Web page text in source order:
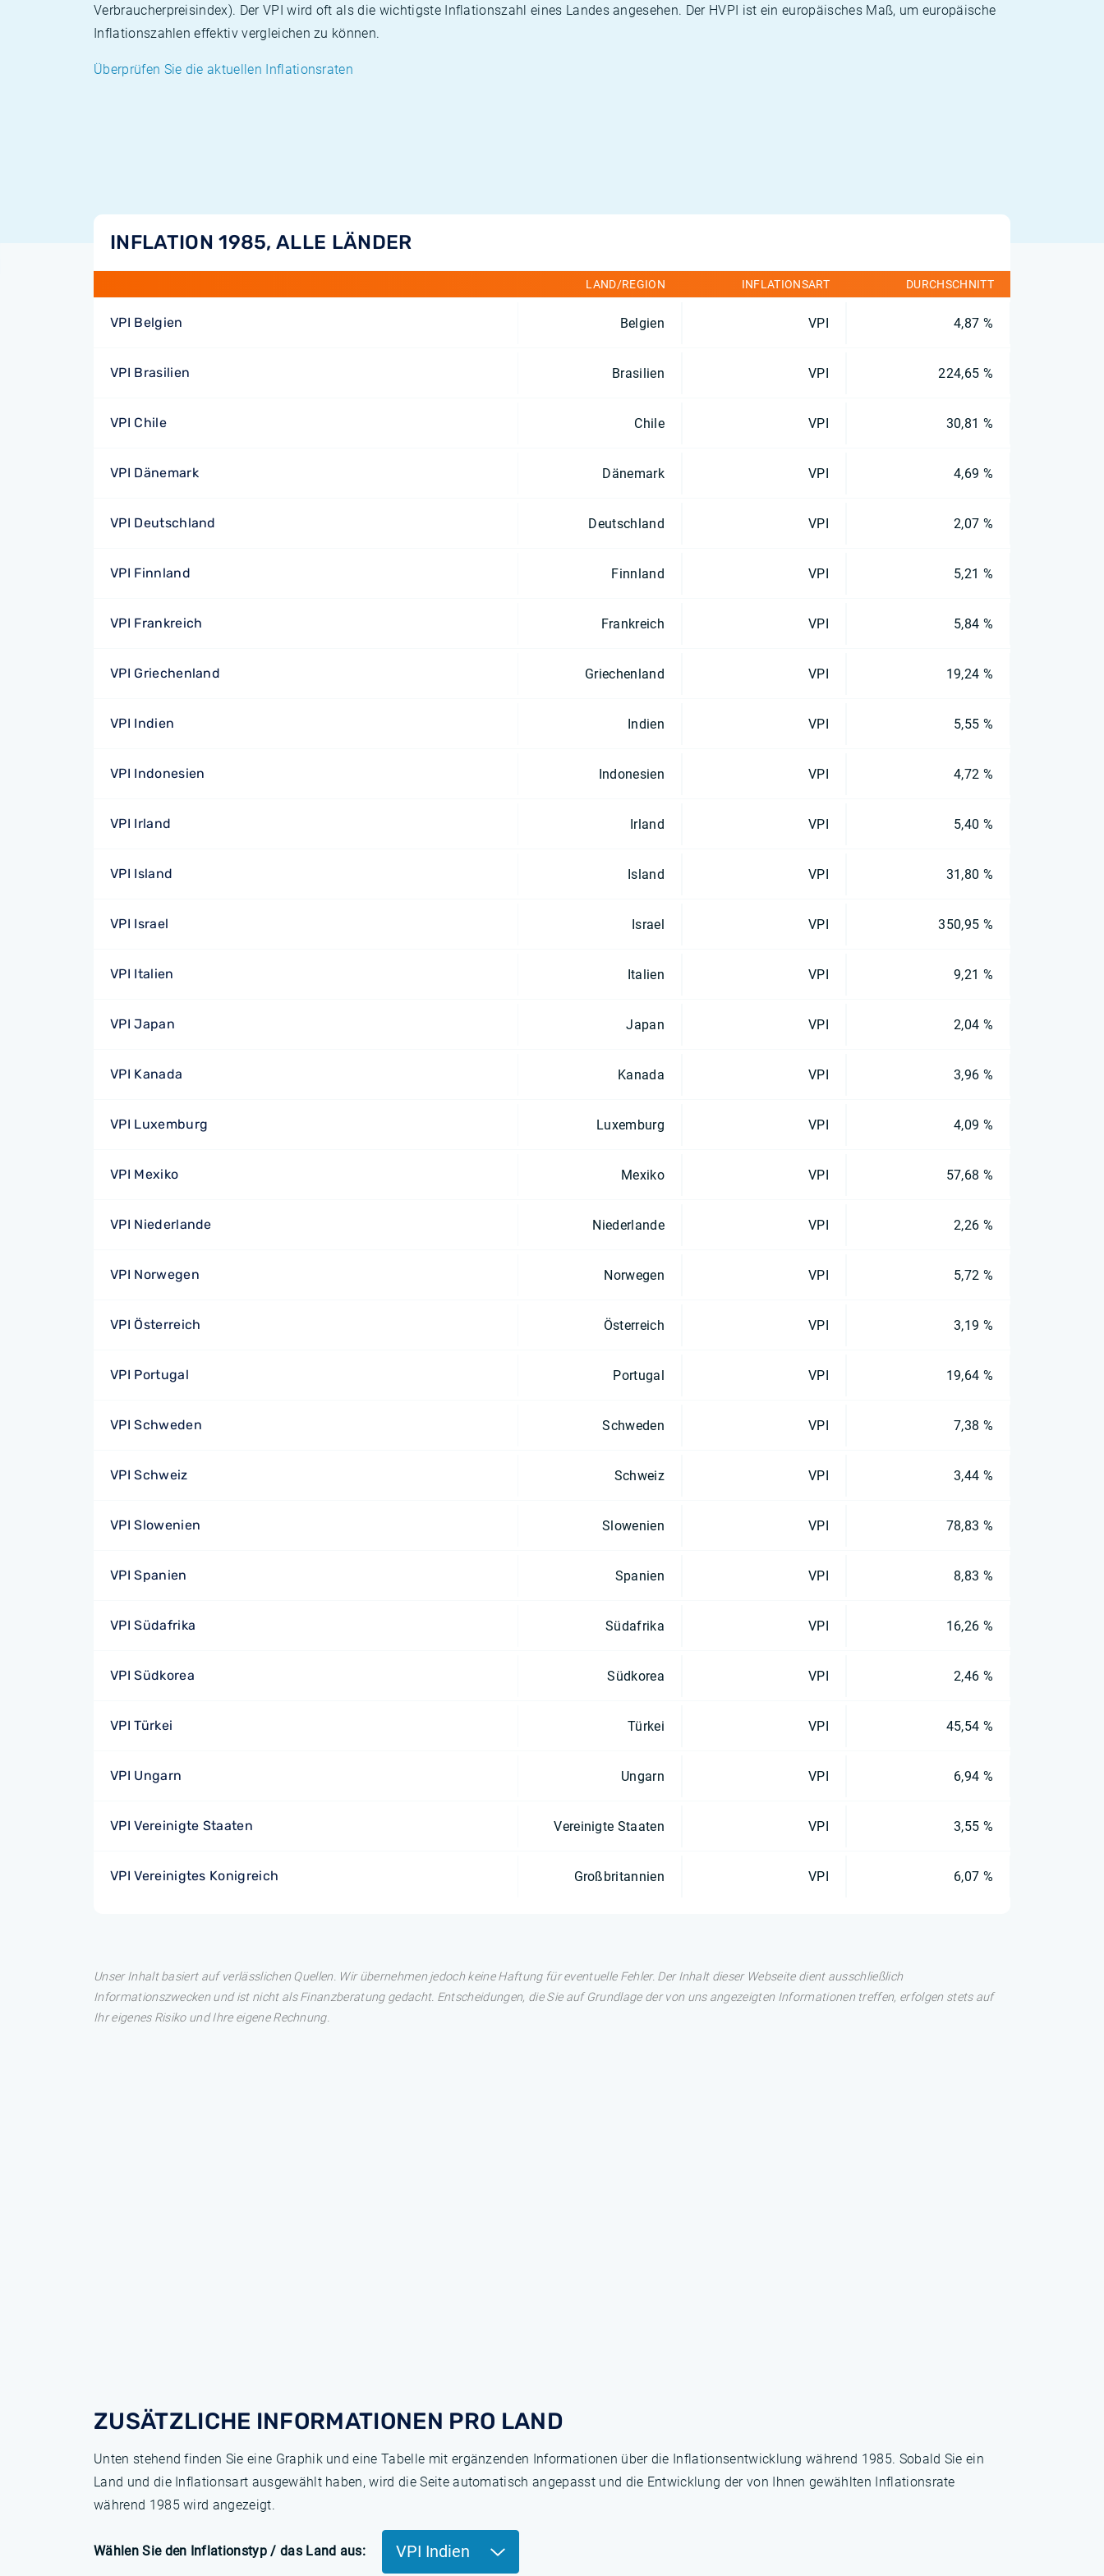
Verbraucherpreisindex). Der VPI wird oft als die wichtigste Inflationszahl eines Landes angesehen. Der HVPI ist ein europäisches Maß, um europäische
Inflationszahlen effektiv vergleichen zu können.
Überprüfen Sie die aktuellen Inflationsraten
INFLATION 1985, ALLE LÄNDER
LAND/REGION INFLATIONSART DURCHSCHNITT
VPI Belgien Belgien VPI 4,87 %
VPI Brasilien Brasilien VPI 224,65 %
VPI Chile Chile VPI 30,81 %
VPI Dänemark Dänemark VPI 4,69 %
VPI Deutschland Deutschland VPI 2,07 %
VPI Finnland Finnland VPI 5,21 %
VPI Frankreich Frankreich VPI 5,84 %
VPI Griechenland Griechenland VPI 19,24 %
VPI Indien Indien VPI 5,55 %
VPI Indonesien Indonesien VPI 4,72 %
VPI Irland Irland VPI 5,40 %
VPI Island Island VPI 31,80 %
VPI Israel Israel VPI 350,95 %
VPI Italien Italien VPI 9,21 %
VPI Japan Japan VPI 2,04 %
VPI Kanada Kanada VPI 3,96 %
VPI Luxemburg Luxemburg VPI 4,09 %
VPI Mexiko Mexiko VPI 57,68 %
VPI Niederlande Niederlande VPI 2,26 %
VPI Norwegen Norwegen VPI 5,72 %
VPI Österreich Österreich VPI 3,19 %
VPI Portugal Portugal VPI 19,64 %
VPI Schweden Schweden VPI 7,38 %
VPI Schweiz Schweiz VPI 3,44 %
VPI Slowenien Slowenien VPI 78,83 %
VPI Spanien Spanien VPI 8,83 %
VPI Südafrika Südafrika VPI 16,26 %
VPI Südkorea Südkorea VPI 2,46 %
VPI Türkei Türkei VPI 45,54 %
VPI Ungarn Ungarn VPI 6,94 %
VPI Vereinigte Staaten Vereinigte Staaten VPI 3,55 %
VPI Vereinigtes Konigreich Großbritannien VPI 6,07 %
Unser Inhalt basiert auf verlässlichen Quellen. Wir übernehmen jedoch keine Haftung für eventuelle Fehler. Der Inhalt dieser Webseite dient ausschließlich
Informationszwecken und ist nicht als Finanzberatung gedacht. Entscheidungen, die Sie auf Grundlage der von uns angezeigten Informationen treffen, erfolgen stets auf
Ihr eigenes Risiko und Ihre eigene Rechnung.
ZUSÄTZLICHE INFORMATIONEN PRO LAND
Unten stehend finden Sie eine Graphik und eine Tabelle mit ergänzenden Informationen über die Inflationsentwicklung während 1985. Sobald Sie ein
Land und die Inflationsart ausgewählt haben, wird die Seite automatisch angepasst und die Entwicklung der von Ihnen gewählten Inflationsrate
während 1985 wird angezeigt.
Wählen Sie den Inflationstyp / das Land aus: VPI Indien